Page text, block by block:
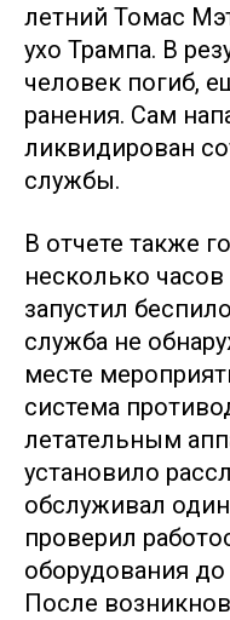
летний Томас
ухо Трампа. В
человек погиб,
ранения. Сам
ликвидирован
службы.
В отчете также
несколько
запустил
служба не
месте
система
летательным
установило
обслуживал
проверил
оборудования
После